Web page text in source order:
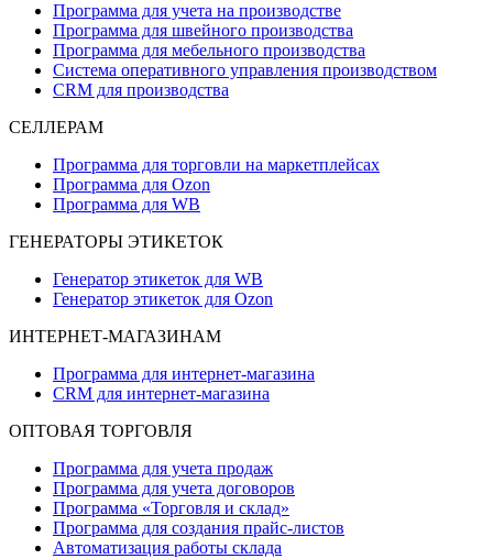
Программа для учета на производстве
Программа для швейного производства
Программа для мебельного производства
Система оперативного управления производством
CRM для производства
СЕЛЛЕРАМ
Программа для торговли на маркетплейсах
Программа для Ozon
Программа для WB
ГЕНЕРАТОРЫ ЭТИКЕТОК
Генератор этикеток для WB
Генератор этикеток для Ozon
ИНТЕРНЕТ-МАГАЗИНАМ
Программа для интернет-магазина
CRM для интернет-магазина
ОПТОВАЯ ТОРГОВЛЯ
Программа для учета продаж
Программа для учета договоров
Программа «Торговля и склад»
Программа для создания прайс‑листов
Автоматизация работы склада